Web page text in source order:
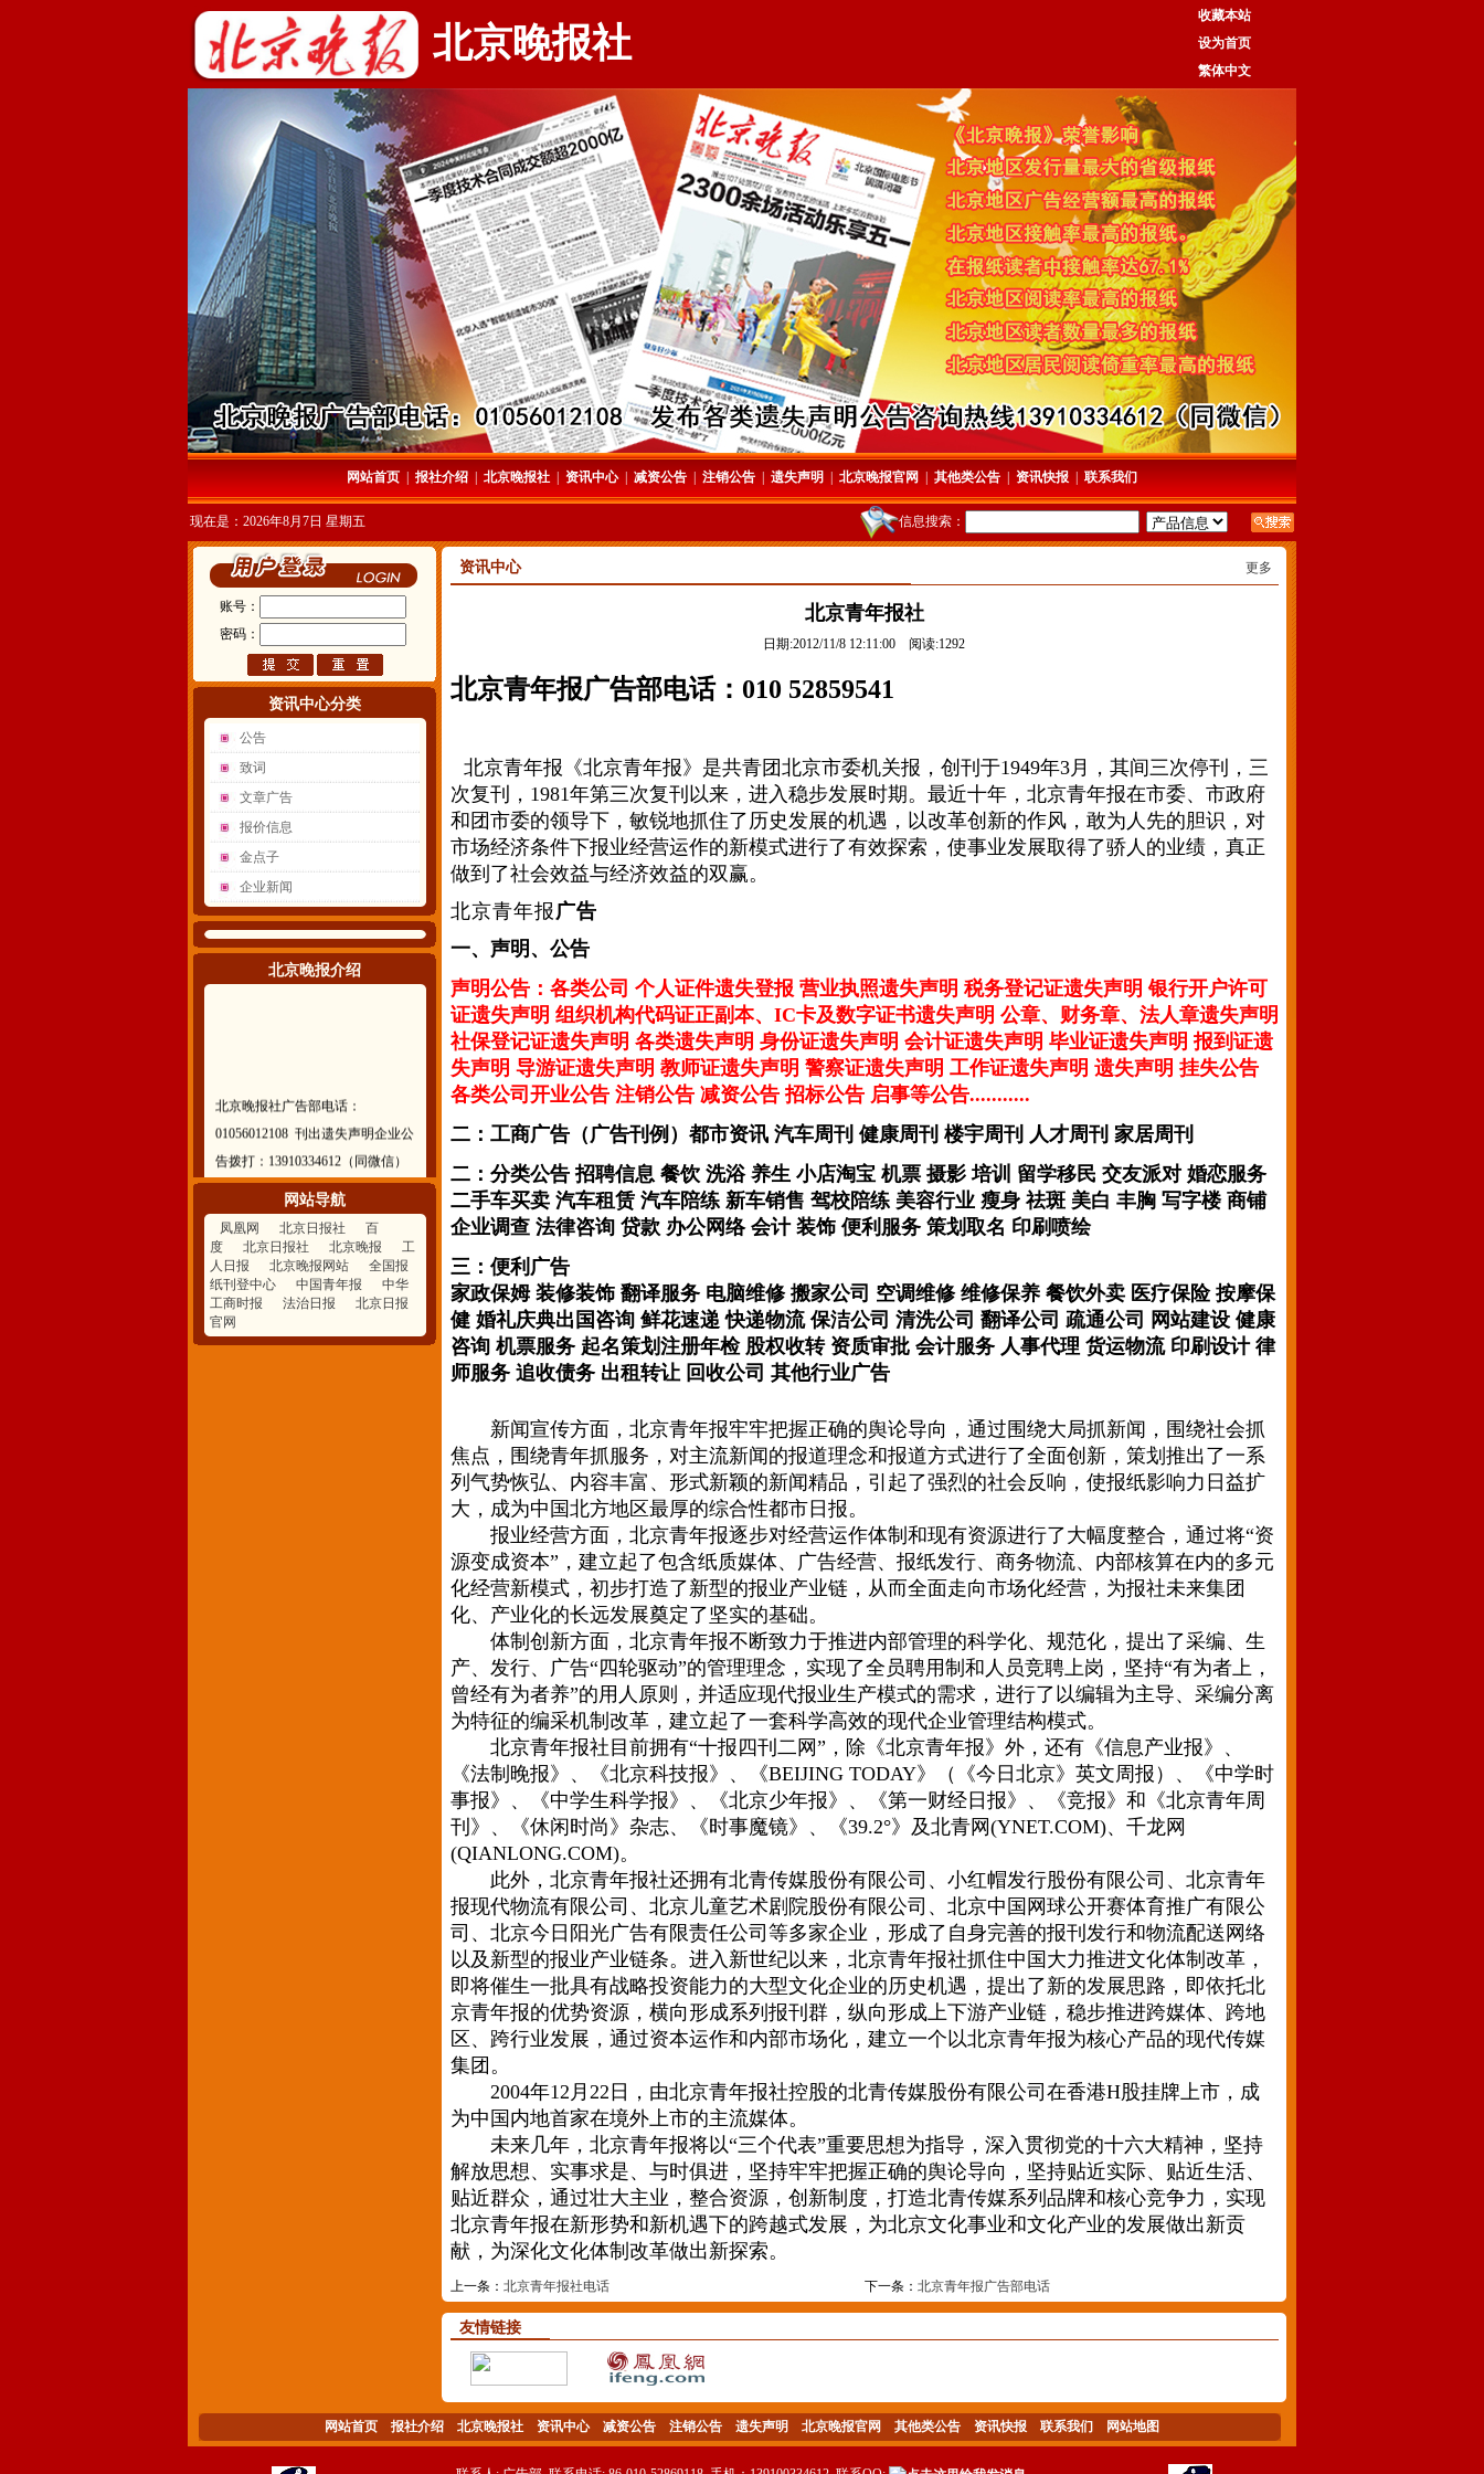
北京晚报社
收藏本站
设为首页
繁体中文
网站首页 报社介绍 北京晚报社 资讯中心| 减资公告 注销公告 遗失声明 北京晚报官网 其他类公告 资讯快报 联系我们
现在是：2026年8月7日 星期五 信息搜索：
账号：
密码：
资讯中心分类
公告
致词
文章广告
报价信息
金点子
企业新闻
北京晚报介绍
01056012108 刊出遗失声明企业公
告拨打：13910334612（同微信）
网站导航
凤凰网 北京日报社
百
度
北京日报社 北京晚报
工
人日报
北京晚报网站
全国报
纸刊登中心
中国青年报
中华
工商时报
法治日报
北京日报
官网
资讯中心 更多
北京青年报社
日期:2012/11/8 12:11:00 阅读:1292
北京青年报广告部电话：010 52859541
北京青年报《北京青年报》是共青团北京市委机关报，创刊于1949年3月，其间三次停刊，三
次复刊，1981年第三次复刊以来，进入稳步发展时期。最近十年，北京青年报在市委、市政府
和团市委的领导下，敏锐地抓住了历史发展的机遇，以改革创新的作风，敢为人先的胆识，对
市场经济条件下报业经营运作的新模式进行了有效探索，使事业发展取得了骄人的业绩，真正
做到了社会效益与经济效益的双赢。
北京青年报广告
一、声明、公告
声明公告：各类公司 个人证件遗失登报 营业执照遗失声明 税务登记证遗失声明 银行开户许可
证遗失声明 组织机构代码证正副本、IC卡及数字证书遗失声明 公章、财务章、法人章遗失声明
社保登记证遗失声明 各类遗失声明 身份证遗失声明 会计证遗失声明 毕业证遗失声明 报到证遗
失声明 导游证遗失声明 教师证遗失声明 警察证遗失声明 工作证遗失声明 遗失声明 挂失公告
各类公司开业公告 注销公告 减资公告 招标公告 启事等公告...........
二：工商广告（广告刊例） 都市资讯 汽车周刊 健康周刊 楼宇周刊 人才周刊 家居周刊
二：分类公告 招聘信息 餐饮 洗浴 养生 小店淘宝 机票 摄影 培训 留学移民 交友派对 婚恋服务
二手车买卖 汽车租赁 汽车陪练 新车销售 驾校陪练 美容行业 瘦身 祛斑 美白 丰胸 写字楼 商铺
企业调查 法律咨询 贷款 办公网络 会计 装饰 便利服务 策划取名 印刷喷绘
三：便利广告
家政保姆 装修装饰 翻译服务 电脑维修 搬家公司 空调维修 维修保养 餐饮外卖 医疗保险 按摩保
健 婚礼庆典出国咨询 鲜花速递 快递物流 保洁公司 清洗公司 翻译公司 疏通公司 网站建设 健康
咨询 机票服务 起名策划注册年检 股权收转 资质审批 会计服务 人事代理 货运物流 印刷设计 律
师服务 追收债务 出租转让 回收公司 其他行业广告
新闻宣传方面，北京青年报牢牢把握正确的舆论导向，通过围绕大局抓新闻，围绕社会抓
焦点，围绕青年抓服务，对主流新闻的报道理念和报道方式进行了全面创新，策划推出了一系
列气势恢弘、内容丰富、形式新颖的新闻精品，引起了强烈的社会反响，使报纸影响力日益扩
大，成为中国北方地区最厚的综合性都市日报。
报业经营方面，北京青年报逐步对经营运作体制和现有资源进行了大幅度整合，通过将“资
源变成资本”，建立起了包含纸质媒体、广告经营、报纸发行、商务物流、内部核算在内的多元
化经营新模式，初步打造了新型的报业产业链，从而全面走向市场化经营，为报社未来集团
化、产业化的长远发展奠定了坚实的基础。
体制创新方面，北京青年报不断致力于推进内部管理的科学化、规范化，提出了采编、生
产、发行、广告“四轮驱动”的管理理念，实现了全员聘用制和人员竞聘上岗，坚持“有为者上，
曾经有为者养”的用人原则，并适应现代报业生产模式的需求，进行了以编辑为主导、采编分离
为特征的编采机制改革，建立起了一套科学高效的现代企业管理结构模式。
北京青年报社目前拥有“十报四刊二网”，除《北京青年报》外，还有《信息产业报》、
《法制晚报》、《北京科技报》、《BEIJING TODAY》（《今日北京》英文周报）、《中学时
事报》、《中学生科学报》、《北京少年报》、《第一财经日报》、《竞报》和《北京青年周
刊》、《休闲时尚》杂志、《时事魔镜》、《39.2°》及北青网(YNET.COM)、千龙网
(QIANLONG.COM)。
此外，北京青年报社还拥有北青传媒股份有限公司、小红帽发行股份有限公司、北京青年
报现代物流有限公司、北京儿童艺术剧院股份有限公司、北京中国网球公开赛体育推广有限公
司、北京今日阳光广告有限责任公司等多家企业，形成了自身完善的报刊发行和物流配送网络
以及新型的报业产业链条。进入新世纪以来，北京青年报社抓住中国大力推进文化体制改革，
即将催生一批具有战略投资能力的大型文化企业的历史机遇，提出了新的发展思路，即依托北
京青年报的优势资源，横向形成系列报刊群，纵向形成上下游产业链，稳步推进跨媒体、跨地
区、跨行业发展，通过资本运作和内部市场化，建立一个以北京青年报为核心产品的现代传媒
集团。
2004年12月22日，由北京青年报社控股的北青传媒股份有限公司在香港H股挂牌上市，成
为中国内地首家在境外上市的主流媒体。
未来几年，北京青年报将以“三个代表”重要思想为指导，深入贯彻党的十六大精神，坚持
解放思想、实事求是、与时俱进，坚持牢牢把握正确的舆论导向，坚持贴近实际、贴近生活、
贴近群众，通过壮大主业，整合资源，创新制度，打造北青传媒系列品牌和核心竞争力，实现
北京青年报在新形势和新机遇下的跨越式发展，为北京文化事业和文化产业的发展做出新贡
献，为深化文化体制改革做出新探索。
上一条： 北京青年报社电话 下一条： 北京青年报广告部电话
友情链接
网站首页 报社介绍 北京晚报社 资讯中心 减资公告 注销公告 遗失声明 北京晚报官网 其他类公告 资讯快报 联系我们 网站地图